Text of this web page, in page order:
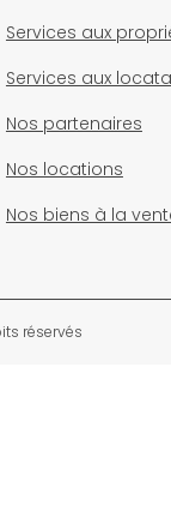
Services aux
Services aux
Nos partenaires
Nos locations
Nos biens à la
réservés